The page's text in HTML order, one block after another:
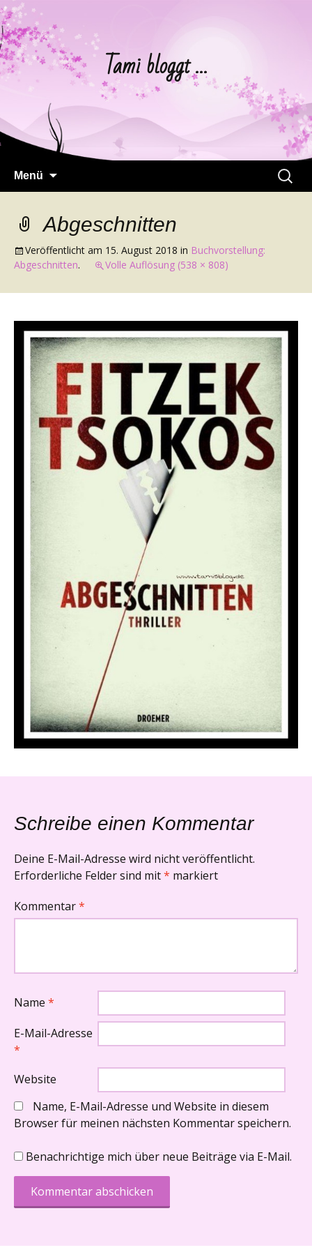
Tami bloggt …
Menü
Suchen
nach:
Abgeschnitten
Veröffentlicht am 15. August 2018 in Buchvorstellung:
Abgeschnitten. Volle Auflösung (538 × 808)
Schreibe einen Kommentar
Deine E-Mail-Adresse wird nicht veröffentlicht.
Erforderliche Felder sind mit* markiert
Kommentar*
Name *
E-Mail-Adresse
*
Website
Name, E-Mail-Adresse und Website in diesem
Browser für meinen nächsten Kommentar speichern.
Benachrichtige mich über neue Beiträge via E-Mail.